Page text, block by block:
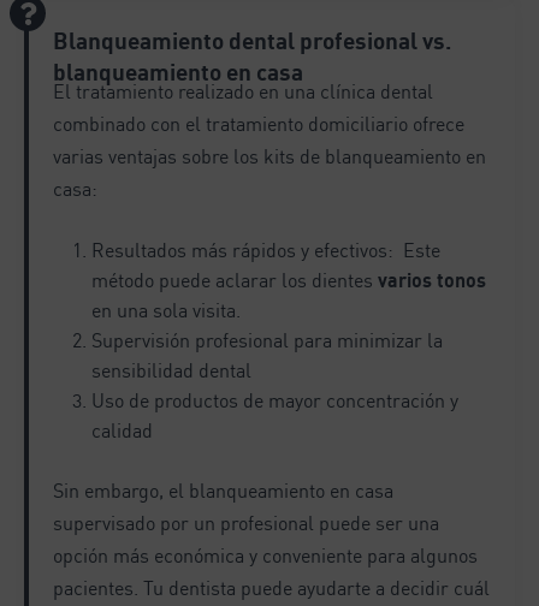
Blanqueamiento dental profesional vs.
blanqueamiento en casa
El tratamiento realizado en una clínica dental
combinado con el tratamiento domiciliario ofrece
varias ventajas sobre los kits de blanqueamiento en
casa:
Resultados más rápidos y efectivos: Este
método puede aclarar los dientes varios tonos
en una sola visita.
Supervisión profesional para minimizar la
sensibilidad dental
Uso de productos de mayor concentración y
calidad
Sin embargo, el blanqueamiento en casa
supervisado por un profesional puede ser una
opción más económica y conveniente para algunos
pacientes. Tu dentista puede ayudarte a decidir cuál